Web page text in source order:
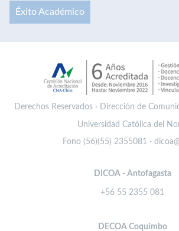
Éxito Académico
Derechos Reservados · Dirección de
Universidad Católica del
Fono (56)(55) 2355081 ·
DICOA - Antofagasta
+56 55 2355 081
DECOA Coquimbo